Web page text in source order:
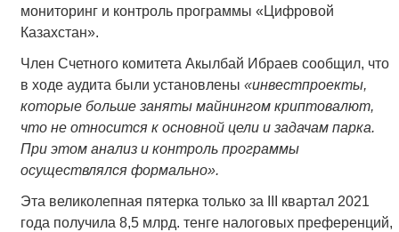
мониторинг и контроль программы «Цифровой
Казахстан».
Член Счетного комитета Акылбай Ибраев сообщил, что
в ходе аудита были установлены «инвестпроекты,
которые больше заняты майнингом криптовалют,
что не относится к основной цели и задачам парка.
При этом анализ и контроль программы
осуществлялся формально».
Эта великолепная пятерка только за III квартал 2021
года получила 8,5 млрд. тенге налоговых преференций,